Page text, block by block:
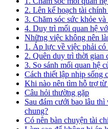
2. Lên kế hoạch tài
3. Chăm sóc sức khỏe
4. Duy trì mối quan hệ
Những việc không nên
1. Áp lực về việc phải
2. Quên duy trì thời gian
3. So sánh mối quan hệ
Cách thiết lập nhịp sống
Khi nào nên tìm hỗ trợ
Câu hỏi thường gặp
Sau đám cưới bao lâu
chung?
Có nên bàn chuyện tài